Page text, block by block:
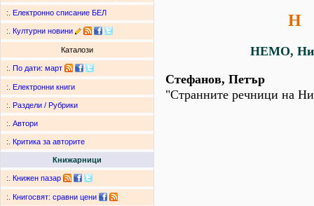
:. Електронно списание БЕЛ
:. Културни новини
Каталози
:. По дати: март
:. Електронни книги
:. Раздели / Рубрики
:. Автори
:. Критика за авторите
Книжарници
:. Книжен пазар
:. Книгосвят: сравни цени
Н
НЕМО,
Стефанов, Петър
"Странните речници на